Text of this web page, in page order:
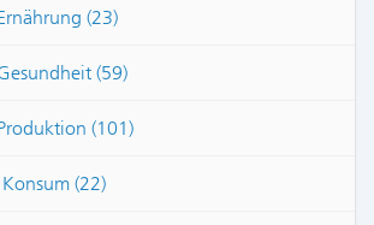
(23)
(59)
(101)
(22)